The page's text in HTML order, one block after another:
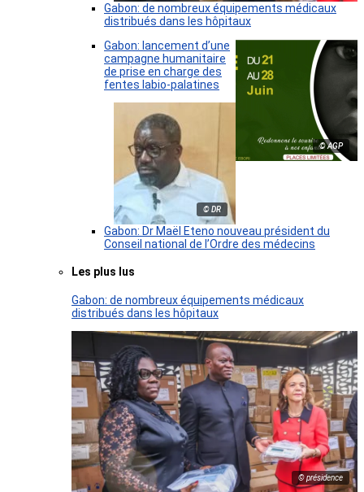
Gabon: de nombreux équipements médicaux
distribués dans les hôpitaux
© AGP
Gabon: lancement d’une
campagne humanitaire
de prise en charge des
fentes labio-palatines
© DR
Gabon: Dr Maël Eteno nouveau président du
Conseil national de l’Ordre des médecins
Les plus lus
Gabon: de nombreux équipements médicaux
distribués dans les hôpitaux
© présidence